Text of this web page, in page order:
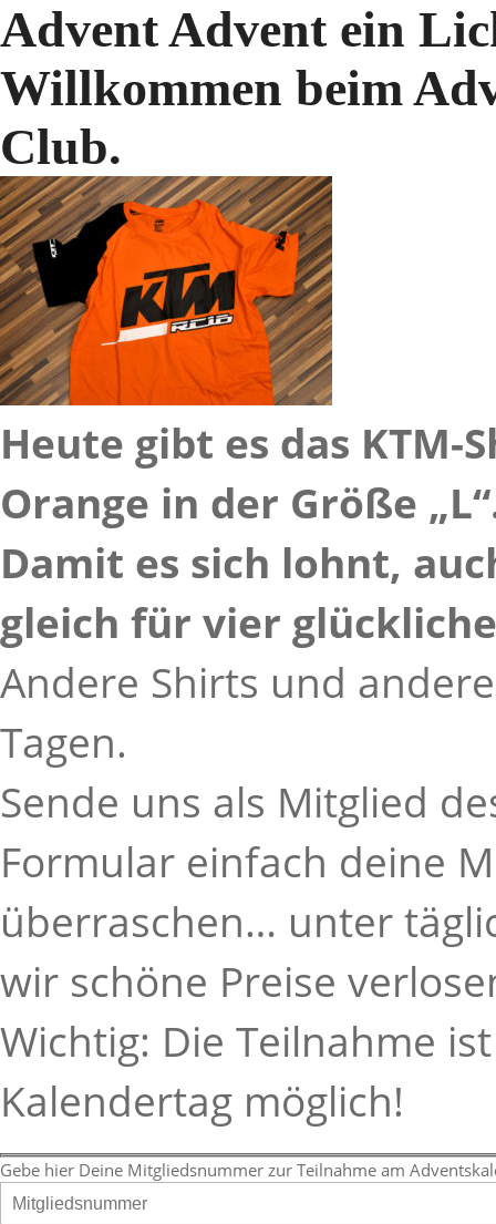
Advent Advent ein
Willkommen beim
Club.
Heute gibt es das KTM-
Orange in der Größe
Damit es sich lohnt,
gleich für vier
Andere Shirts und
Tagen.
Sende uns als Mitglied
Formular einfach deine
überraschen… unter
wir schöne Preise
Wichtig: Die Teilnahme
Kalendertag möglich!
Gebe hier Deine Mitgliedsnummer zur Teilnahme am